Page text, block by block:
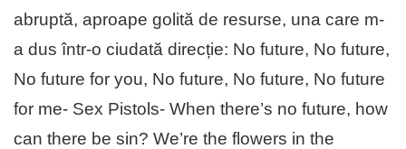
abruptă, aproape golită de resurse, una care m-
a dus într-o ciudată direcție: No future, No future,
No future for you, No future, No future, No future
for me- Sex Pistols- When there’s no future, how
can there be sin? We’re the flowers in the